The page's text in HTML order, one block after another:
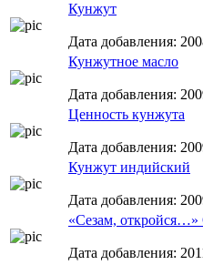
Кунжут
Дата добавления:
Кунжутное масло
Дата добавления:
Ценность кунжута
Дата добавления:
Кунжут индийский
Дата добавления:
«Сезам,
Дата добавления: